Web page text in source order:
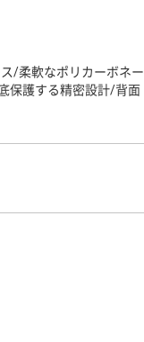
/柔軟なポリカーボネー
保護する精密設計/背面